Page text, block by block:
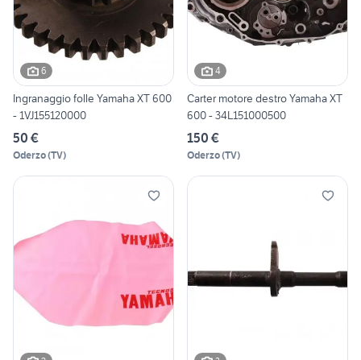
6
Ingranaggio folle Yamaha XT 600
- 1VJ155120000
50 €
Oderzo(TV)
4
Carter motore destro Yamaha XT
600 - 34L151000500
150 €
Oderzo(TV)